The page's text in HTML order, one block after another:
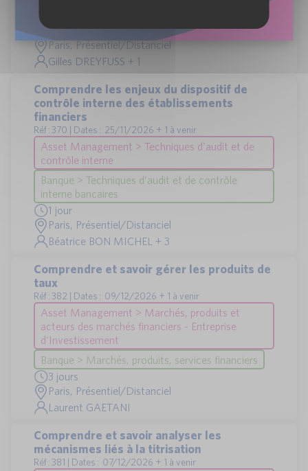
1 jour
Paris, Présentiel/Distanciel
Gilles DREYFUSS + 1
Comprendre les enjeux du dispositif de
contrôle interne des établissements
financiers
Réf : 370 | Dates : 25/11/2026 + 1 à venir
Asset Management > Techniques d'audit et de
contrôle interne
Banque > Techniques d’audit et de contrôle
interne bancaires
1 jour
Paris, Présentiel/Distanciel
Béatrice BON MICHEL + 3
Comprendre et savoir gérer les produits de
taux
Réf : 382 | Dates : 09/12/2026 + 1 à venir
Asset Management > Marchés, produits et
acteurs des marchés financiers - Entreprise
d'Investissement
Banque > Marchés, produits, services financiers
3 jours
Paris, Présentiel/Distanciel
Laurent GAETANI
Comprendre et savoir analyser les
mécanismes liés à la titrisation
Réf : 381 | Dates : 07/12/2026 + 1 à venir